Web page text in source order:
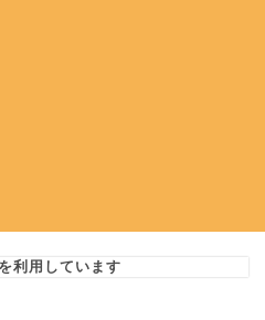
利用しています